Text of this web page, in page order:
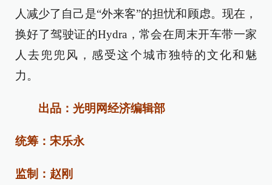
人减少了自己是“外来客”的担忧和顾虑。现在，
换好了驾驶证的Hydra，常会在周末开车带一家
人去兜兜风，感受这个城市独特的文化和魅
力。
出品：光明网经济编辑部
统筹：宋乐永
监制：赵刚